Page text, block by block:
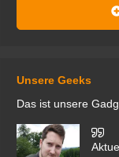
Unsere Geeks
Das ist unsere